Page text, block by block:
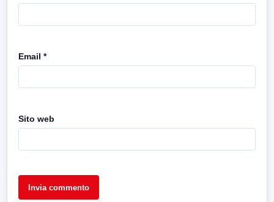
Email *
Sito web